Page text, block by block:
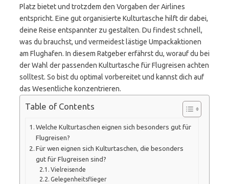
Platz bietet und trotzdem den Vorgaben der Airlines
entspricht. Eine gut organisierte Kulturtasche hilft dir dabei,
deine Reise entspannter zu gestalten. Du findest schnell,
was du brauchst, und vermeidest lästige Umpackaktionen
am Flughafen. In diesem Ratgeber erfährst du, worauf du bei
der Wahl der passenden Kulturtasche für Flugreisen achten
solltest. So bist du optimal vorbereitet und kannst dich auf
das Wesentliche konzentrieren.
Table of Contents
Welche Kulturtaschen eignen sich besonders gut für
Flugreisen?
Für wen eignen sich Kulturtaschen, die besonders
gut für Flugreisen sind?
Vielreisende
Gelegenheitsflieger